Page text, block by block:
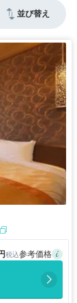
並び替え